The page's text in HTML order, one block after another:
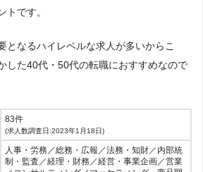
トです。
となるハイレベルな求人が多いからこ
した40代・50代の転職におすすめなので
83件
(求人数調査日:2023年1月18日)
人事・労務／総務・広報／法務・知財／内部統
制・監査／経理・財務／経営・事業企画／営業